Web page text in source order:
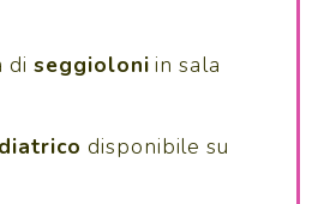
diseggioloni in sala
disponibile su